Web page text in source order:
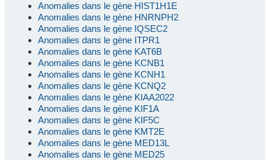
Anomalies dans le gène HIST1H1E
Anomalies dans le gène HNRNPH2
Anomalies dans le gène IQSEC2
Anomalies dans le gène ITPR1
Anomalies dans le gène KAT6B
Anomalies dans le gène KCNB1
Anomalies dans le gène KCNH1
Anomalies dans le gène KCNQ2
Anomalies dans le gène KIAA2022
Anomalies dans le gène KIF1A
Anomalies dans le gène KIF5C
Anomalies dans le gène KMT2E
Anomalies dans le gène MED13L
Anomalies dans le gène MED25